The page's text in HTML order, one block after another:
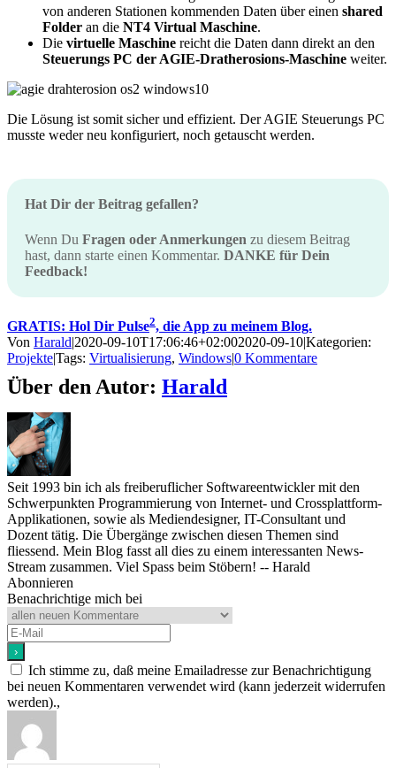
von anderen Stationen kommenden Daten über einen shared
Folder an die NT4 Virtual Maschine.
Die virtuelle Maschine reicht die Daten dann direkt an den
Steuerungs PC der AGIE-Dratherosions-Maschine weiter.
Die Lösung ist somit sicher und effizient. Der AGIE Steuerungs PC
musste weder neu konfiguriert, noch getauscht werden.
Hat Dir der Beitrag gefallen?
Wenn Du Fragen oder Anmerkungen zu diesem Beitrag
hast, dann starte einen Kommentar. DANKE für Dein
Feedback!
GRATIS: Hol Dir Pulse2, die App zu meinem Blog.
Von Harald|2020-09-10T17:06:46+02:002020-09-10|Kategorien:
Projekte|Tags: Virtualisierung, Windows|0 Kommentare
Über den Autor: Harald
Seit 1993 bin ich als freiberuflicher Softwareentwickler mit den
Schwerpunkten Programmierung von Internet- und Crossplattform-
Applikationen, sowie als Mediendesigner, IT-Consultant und
Dozent tätig. Die Übergänge zwischen diesen Themen sind
fliessend. Mein Blog fasst all dies zu einem interessanten News-
Stream zusammen. Viel Spass beim Stöbern! -- Harald
Abonnieren
Benachrichtige mich bei
Ich stimme zu, daß meine Emailadresse zur Benachrichtigung
bei neuen Kommentaren verwendet wird (kann jederzeit widerrufen
werden).,